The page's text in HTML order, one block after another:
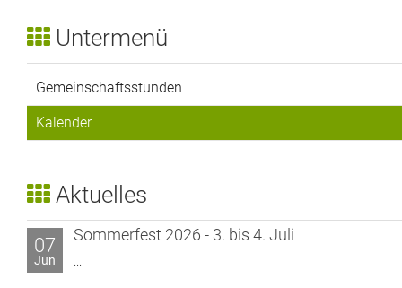
Untermenü
Gemeinschaftsstunden
Kalender
Aktuelles
07
Jun
Sommerfest 2026 - 3. bis 4. Juli